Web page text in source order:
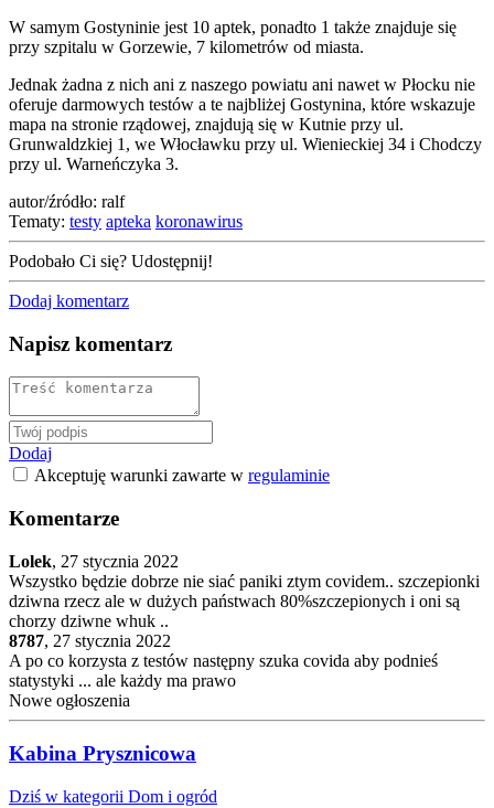
W samym Gostyninie jest 10 aptek, ponadto 1 także znajduje się
przy szpitalu w Gorzewie, 7 kilometrów od miasta.
Jednak żadna z nich ani z naszego powiatu ani nawet w Płocku nie
oferuje darmowych testów a te najbliżej Gostynina, które wskazuje
mapa na stronie rządowej, znajdują się w Kutnie przy ul.
Grunwaldzkiej 1, we Włocławku przy ul. Wienieckiej 34 i Chodczy
przy ul. Warneńczyka 3.
autor/źródło: ralf
Tematy: testy apteka koronawirus
Podobało Ci się? Udostępnij!
Dodaj komentarz
Napisz komentarz
Dodaj
Akceptuję warunki zawarte w regulaminie
Komentarze
Lolek, 27 stycznia 2022
Wszystko będzie dobrze nie siać paniki ztym covidem.. szczepionki
dziwna rzecz ale w dużych państwach 80%szczepionych i oni są
chorzy dziwne whuk ..
8787, 27 stycznia 2022
A po co korzysta z testów następny szuka covida aby podnieś
statystyki ... ale każdy ma prawo
Nowe ogłoszenia
Kabina Prysznicowa
Dziś w kategorii Dom i ogród